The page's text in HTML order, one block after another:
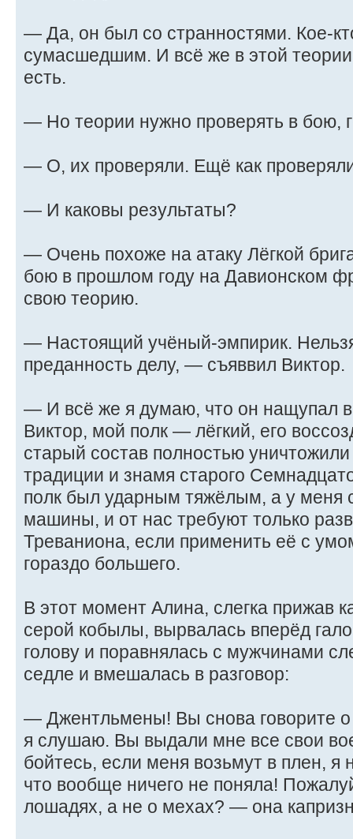
— Да, он был со странностями. Кое-
сумасшедшим. И всё же в этой
есть.
— Но теории нужно проверять в бою,
— О, их проверяли. Ещё как
— И каковы результаты?
— Очень похоже на атаку Лёгкой
бою в прошлом году на Давионском
свою теорию.
— Настоящий учёный-эмпирик.
преданность делу, — съяввил Виктор.
— И всё же я думаю, что он нащупал
Виктор, мой полк — лёгкий, его
старый состав полностью
традиции и знамя старого
полк был ударным тяжёлым, а у меня
машины, и от нас требуют только
Треваниона, если применить её с
гораздо большего.
В этот момент Алина, слегка прижав
серой кобылы, вырвалась вперёд
голову и поравнялась с мужчинами
седле и вмешалась в разговор:
— Джентльмены! Вы снова говорите о
я слушаю. Вы выдали мне все свои
бойтесь, если меня возьмут в плен, я
что вообще ничего не поняла!
лошадях, а не о мехах? — она